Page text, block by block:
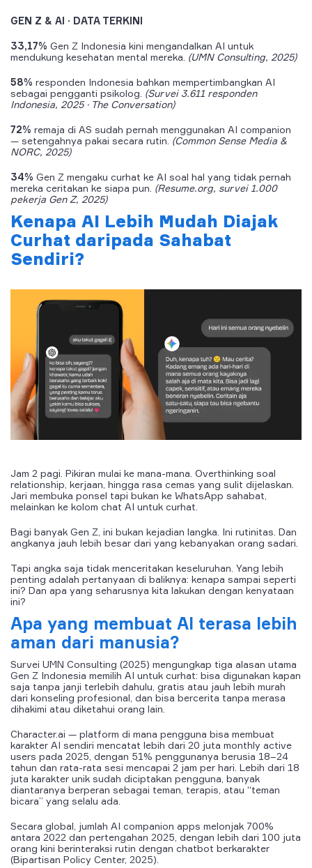
GEN Z & AI · DATA TERKINI
33,17% Gen Z Indonesia kini mengandalkan AI untuk
mendukung kesehatan mental mereka. (UMN Consulting, 2025)
58% responden Indonesia bahkan mempertimbangkan AI
sebagai pengganti psikolog. (Survei 3.611 responden
Indonesia, 2025 · The Conversation)
72% remaja di AS sudah pernah menggunakan AI companion
— setengahnya pakai secara rutin. (Common Sense Media &
NORC, 2025)
34% Gen Z mengaku curhat ke AI soal hal yang tidak pernah
mereka ceritakan ke siapa pun. (Resume.org, survei 1.000
pekerja Gen Z, 2025)
Kenapa AI Lebih Mudah Diajak
Curhat daripada Sahabat
Sendiri?
Jam 2 pagi. Pikiran mulai ke mana-mana. Overthinking soal
relationship, kerjaan, hingga rasa cemas yang sulit dijelaskan.
Jari membuka ponsel tapi bukan ke WhatsApp sahabat,
melainkan ke kolom chat AI untuk curhat.
Bagi banyak Gen Z, ini bukan kejadian langka. Ini rutinitas. Dan
angkanya jauh lebih besar dari yang kebanyakan orang sadari.
Tapi angka saja tidak menceritakan keseluruhan. Yang lebih
penting adalah pertanyaan di baliknya: kenapa sampai seperti
ini? Dan apa yang seharusnya kita lakukan dengan kenyataan
ini?
Apa yang membuat AI terasa lebih
aman dari manusia?
Survei UMN Consulting (2025) mengungkap tiga alasan utama
Gen Z Indonesia memilih AI untuk curhat: bisa digunakan kapan
saja tanpa janji terlebih dahulu, gratis atau jauh lebih murah
dari konseling profesional, dan bisa bercerita tanpa merasa
dihakimi atau diketahui orang lain.
Character.ai — platform di mana pengguna bisa membuat
karakter AI sendiri mencatat lebih dari 20 juta monthly active
users pada 2025, dengan 51% penggunanya berusia 18–24
tahun dan rata-rata sesi mencapai 2 jam per hari. Lebih dari 18
juta karakter unik sudah diciptakan pengguna, banyak
diantaranya berperan sebagai teman, terapis, atau “teman
bicara” yang selalu ada.
Secara global, jumlah AI companion apps melonjak 700%
antara 2022 dan pertengahan 2025, dengan lebih dari 100 juta
orang kini berinteraksi rutin dengan chatbot berkarakter
(Bipartisan Policy Center, 2025).